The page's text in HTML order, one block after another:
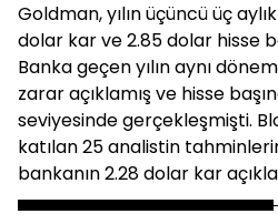
Goldman, yılın üçüncü üç
dolar kar ve 2.85 dolar hisse
Banka geçen yılın aynı
zarar açıklamış ve hisse
seviyesinde gerçekleşmişti.
katılan 25 analistin
bankanın 2.28 dolar kar